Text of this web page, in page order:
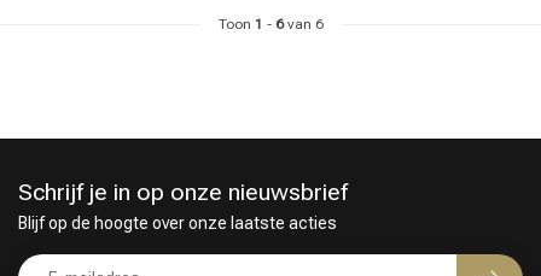
Toon 1 - 6van 6
Schrijf je in op onze nieuwsbrief
Blijf op de hoogte over onze laatste acties